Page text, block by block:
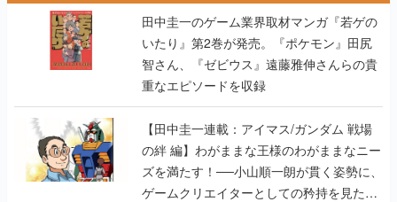
田中圭一のゲーム業界取材マンガ『若ゲの
いたり』第2巻が発売。『ポケモン』田尻
智さん、『ゼビウス』遠藤雅伸さんらの貴
重なエピソードを収録
【田中圭一連載：アイマス/ガンダム 戦場
の絆 編】わがままな王様のわがままなニー
ズを満たす！──小山順一朗が貫く姿勢に、
ゲームクリエイターとしての矜持を見た